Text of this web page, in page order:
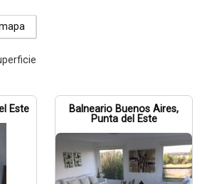
Recordar datos
INGRESAR
Este
Balneario Buenos Aires,
Punta del Este